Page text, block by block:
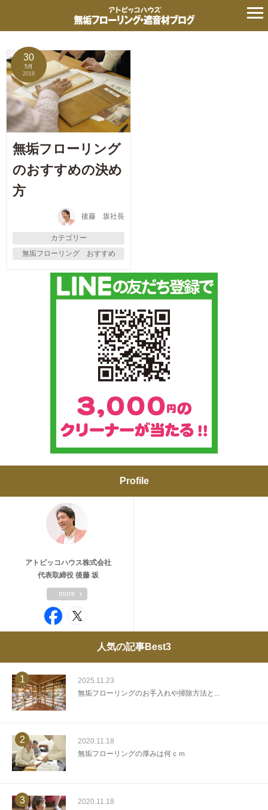
2016年7月 の記事
30
5月
2018
無垢フローリング
のおすすめの決め
方
後藤 坂社長
カテゴリー
無垢フローリング おすすめ
Profile
アトピッコハウス株式会社
代表取締役 後藤 坂
more
人気の記事Best3
1
2025.11.23
無垢フローリングのお手入れや掃除方法と...
2
2020.11.18
無垢フローリングの厚みは何ｃｍ
3
2020.11.18